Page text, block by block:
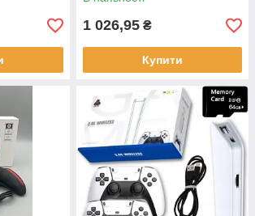
1 026,95 ₴
Купити